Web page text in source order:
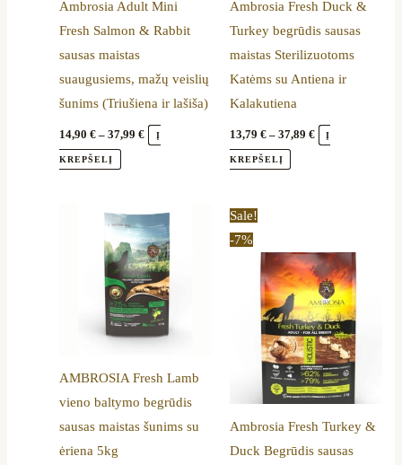
Ambrosia Adult Mini
Fresh Salmon & Rabbit
sausas maistas
suaugusiems, mažų veislių
šunims (Triušiena ir lašiša)
14,90€ – 37,99€ Į
KREPŠELĮ
may
be
chosen
on
the
product
Ambrosia Fresh Duck &
Turkey begrūdis sausas
maistas Sterilizuotoms
Katėms su Antiena ir
Kalakutiena
13,79 € – 37,89 € Į
KREPŠELĮ
may
be
chosen
on
the
product
AMBROSIA Fresh Lamb
vieno baltymo begrūdis
sausas maistas šunims su
ėriena 5kg
Sale!
-7%
Ambrosia Fresh Turkey &
Duck Begrūdis sausas
through
58,89 €
has
multiple
variants.
The
options
may
be
chosen
on